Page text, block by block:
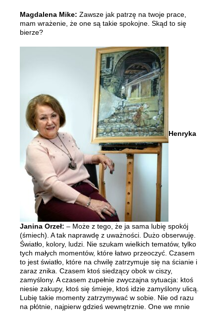
Magdalena Mike: Zawsze jak patrzę na twoje prace,
mam wrażenie, że one są takie spokojne. Skąd to się
bierze?
Henryka
Janina Orzeł: – Może z tego, że ja sama lubię spokój
(śmiech). A tak naprawdę z uważności. Dużo obserwuję.
Światło, kolory, ludzi. Nie szukam wielkich tematów, tylko
tych małych momentów, które łatwo przeoczyć. Czasem
to jest światło, które na chwilę zatrzymuje się na ścianie i
zaraz znika. Czasem ktoś siedzący obok w ciszy,
zamyślony. A czasem zupełnie zwyczajna sytuacja: ktoś
niesie zakupy, ktoś się śmieje, ktoś idzie zamyślony ulicą.
Lubię takie momenty zatrzymywać w sobie. Nie od razu
na płótnie, najpierw gdzieś wewnętrznie. One we mnie